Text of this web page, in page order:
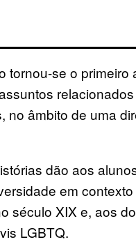
se o
âmbito de uma
dão aos
em
século XIX e, aos
LGBTQ.